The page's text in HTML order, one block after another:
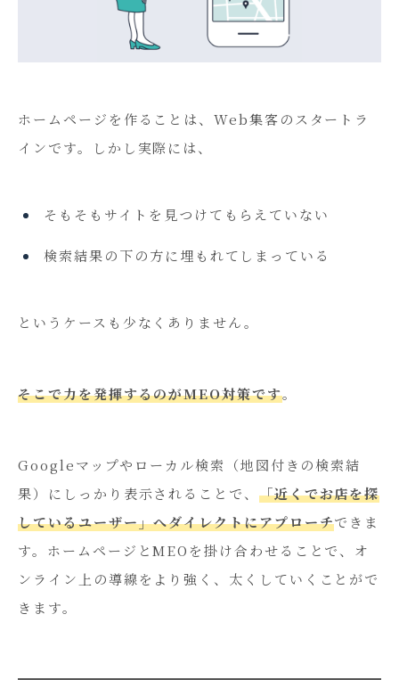
ホームページを作ることは、Web集客のスタートラ
インです。しかし実際には、
そもそもサイトを見つけてもらえていない
検索結果の下の方に埋もれてしまっている
というケースも少なくありません。
そこで力を発揮するのがMEO対策です。
Googleマップやローカル検索（地図付きの検索結
果）にしっかり表示されることで、 「近くでお店を探
しているユーザー」へダイレクトにアプローチできま
す。ホームページとMEOを掛け合わせることで、オ
ンライン上の導線をより強く、太くしていくことがで
きます。